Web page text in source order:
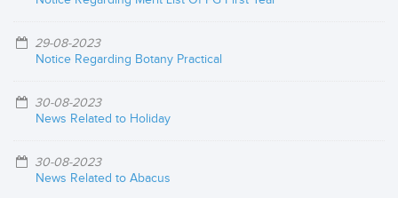
29-08-2023
Notice Regarding Botany Practical
30-08-2023
News Related to Holiday
30-08-2023
News Related to Abacus